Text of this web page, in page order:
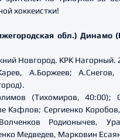
хоккеистки!
обл.) Динамо
Новгород. КРК Нагорный.
А.Боржеев;
(Тихомиров, 40:00);
Кэфлов; Сергиенко
Родионычев,
Медведев, Марковин